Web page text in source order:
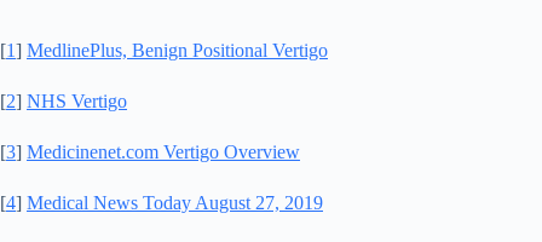
[1] MedlinePlus, Benign Positional Vertigo
[2] NHS Vertigo
[3] Medicinenet.com Vertigo Overview
[4] Medical News Today August 27, 2019